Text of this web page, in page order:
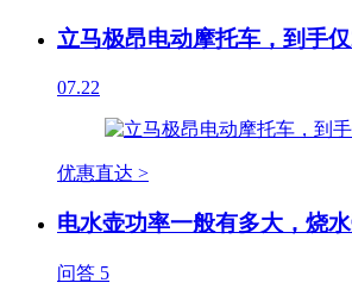
立马极昂电动摩托车，到手
07.22
优惠直达 >
电水壶功率一般有多大，烧
问答 5